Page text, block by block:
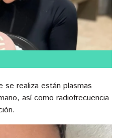
se realiza están plasmas
así como radiofrecuencia